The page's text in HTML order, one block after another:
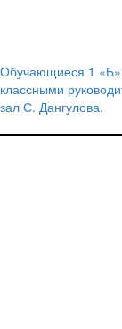
Навигация
по
записям
Обучающиеся 1
классными
зал С. Дангулова.